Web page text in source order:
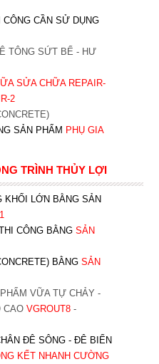
CÔNG CẦN SỬ DỤNG
TÔNG SỨT BỂ - HƯ
SỬA CHỮA REPAIR-
2
SẢN PHẨM PHỤ GIA
TRÌNH THỦY LỢI
KHỐI LỚN BẰNG SẢN
CÔNG BẰNG SẢN
BẰNG SẢN
VỮA TỰ CHẢY -
CAO VGROUT8-
ĐÊ SÔNG - ĐÊ BIỂN
KẾT NHANH CƯỜNG